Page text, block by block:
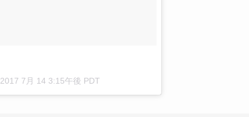
2017 7月 14 3:15午後 PDT